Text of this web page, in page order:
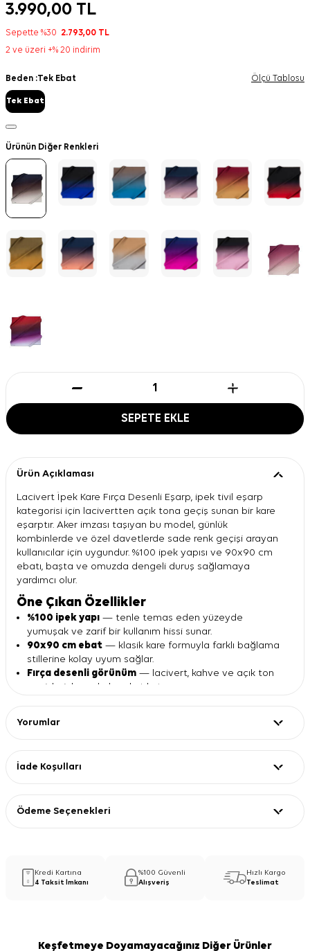
3.990,00 TL
Sepette %30 2.793,00 TL
2 ve üzeri +% 20 indirim
Beden :Tek Ebat Ölçü Tablosu
Tek Ebat
Ürünün Diğer Renkleri
SEPETE EKLE
Ürün Açıklaması
Lacivert İpek Kare Fırça Desenli Eşarp, ipek tivil eşarp
kategorisi için lacivertten açık tona geçiş sunan bir kare
eşarptır. Aker imzası taşıyan bu model, günlük
kombinlerde ve özel davetlerde sade renk geçişi arayan
kullanıcılar için uygundur. %100 ipek yapısı ve 90x90 cm
ebatı, başta ve omuzda dengeli duruş sağlamaya
yardımcı olur.
Öne Çıkan Özellikler
%100 ipek yapı — tenle temas eden yüzeyde
yumuşak ve zarif bir kullanım hissi sunar.
90x90 cm ebat — klasik kare formuyla farklı bağlama
stillerine kolay uyum sağlar.
Fırça desenli görünüm — lacivert, kahve ve açık ton
geçişleriyle sade hareket katar.
Kare form
Ürün Detayları
Ebat
90x90 cm
Form
Kare eşarp
Kullanım ve Kombin Önerisi
Günlük kullanımda sade takılarla, özel davetlerde ise tek
Yorumlar
İade Koşulları
Ödeme Seçenekleri
Kredi Kartına
4 Taksit İmkanı
%100 Güvenli
Alışveriş
Hızlı Kargo
Teslimat
Keşfetmeye Doyamayacağınız Diğer Ürünler